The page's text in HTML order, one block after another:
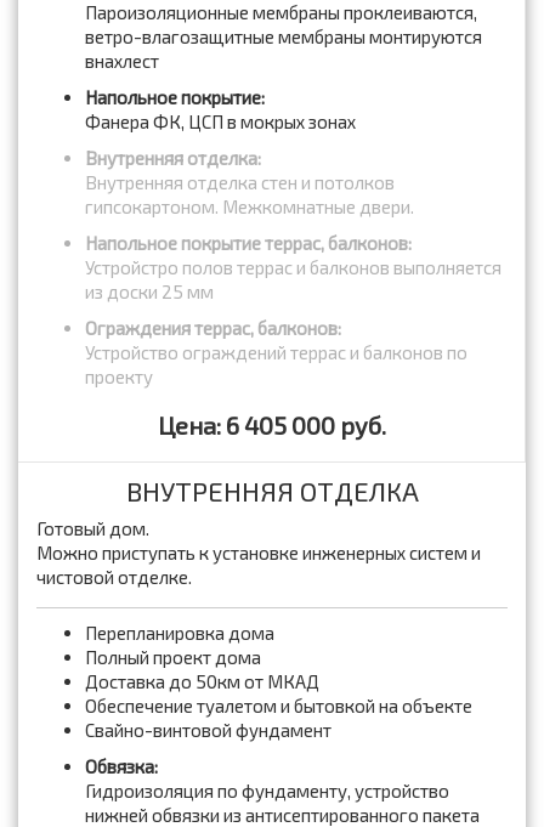
Пароизоляционные мембраны проклеиваются,
ветро-влагозащитные мембраны монтируются
внахлест
Напольное покрытие:
Фанера ФК, ЦСП в мокрых зонах
Внутренняя отделка:
Внутренняя отделка стен и потолков
гипсокартоном. Межкомнатные двери.
Напольное покрытие террас, балконов:
Устройстро полов террас и балконов выполняется
из доски 25 мм
Ограждения террас, балконов:
Устройство ограждений террас и балконов по
проекту
Цена: 6 405 000 руб.
ВНУТРЕННЯЯ ОТДЕЛКА
Готовый дом.
Можно приступать к установке инженерных систем и
чистовой отделке.
Перепланировка дома
Полный проект дома
Доставка до 50км от МКАД
Обеспечение туалетом и бытовкой на объекте
Свайно-винтовой фундамент
Обвязка:
Гидроизоляция по фундаменту, устройство
нижней обвязки из антисептированного пакета